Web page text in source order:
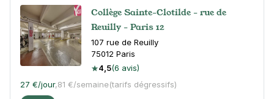
Collège Sainte-Clotilde - rue de
Reuilly - Paris 12
107 rue de Reuilly
75012 Paris
4,5(6 avis)
27 €/jour,81 €/semaine(tarifs dégressifs)